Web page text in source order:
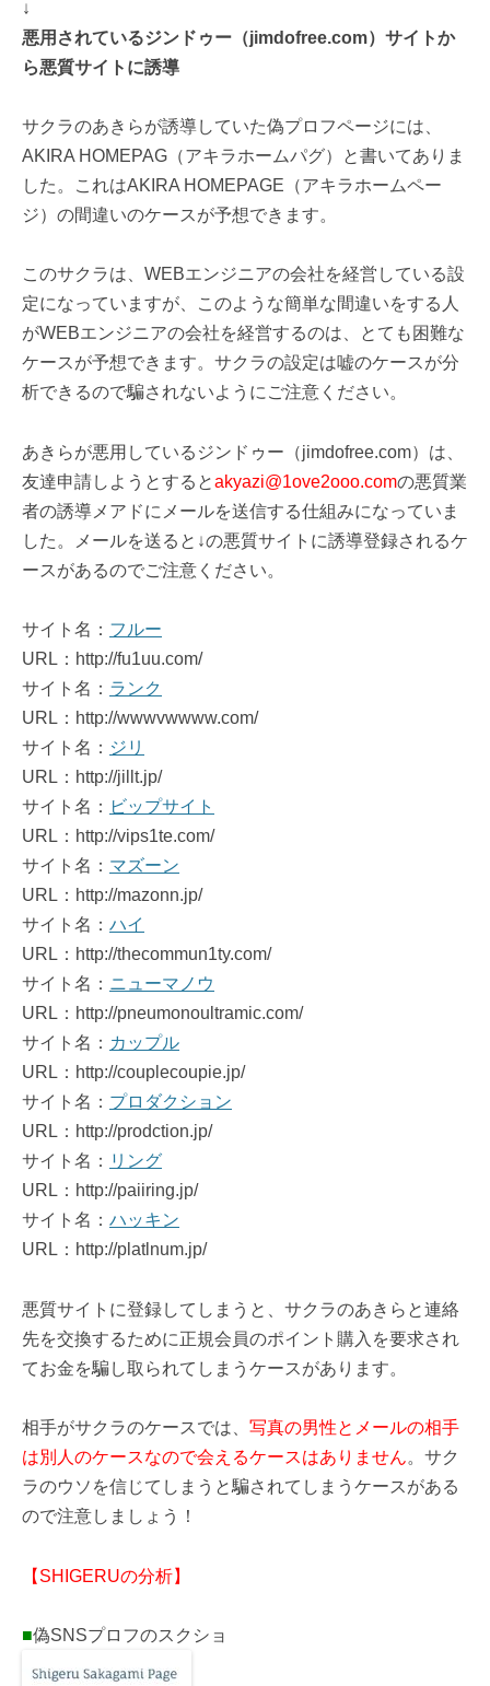
↓
悪用されているジンドゥー（jimdofree.com）サイトか
ら悪質サイトに誘導
サクラのあきらが誘導していた偽プロフページには、
AKIRA HOMEPAG（アキラホームパグ）と書いてありま
した。これはAKIRA HOMEPAGE（アキラホームペー
ジ）の間違いのケースが予想できます。
このサクラは、WEBエンジニアの会社を経営している設
定になっていますが、このような簡単な間違いをする人
がWEBエンジニアの会社を経営するのは、とても困難な
ケースが予想できます。サクラの設定は嘘のケースが分
析できるので騙されないようにご注意ください。
あきらが悪用しているジンドゥー（jimdofree.com）は、
友達申請しようとするとakyazi@1ove2ooo.comの悪質業
者の誘導メアドにメールを送信する仕組みになっていま
した。メールを送ると↓の悪質サイトに誘導登録されるケ
ースがあるのでご注意ください。
サイト名： フルー
URL：http://fu1uu.com/
サイト名： ランク
URL：http://wwwvwwww.com/
サイト名： ジリ
URL：http://jillt.jp/
サイト名： ビップサイト
URL：http://vips1te.com/
サイト名： マズーン
URL：http://mazonn.jp/
サイト名： ハイ
URL：http://thecommun1ty.com/
サイト名： ニューマノウ
URL：http://pneumonoultramic.com/
サイト名： カップル
URL：http://couplecoupie.jp/
サイト名： プロダクション
URL：http://prodction.jp/
サイト名： リング
URL：http://paiiring.jp/
サイト名： ハッキン
URL：http://platlnum.jp/
悪質サイトに登録してしまうと、サクラのあきらと連絡
先を交換するために正規会員のポイント購入を要求され
てお金を騙し取られてしまうケースがあります。
相手がサクラのケースでは、 写真の男性とメールの相手
は別人のケースなので会えるケースはありません。サク
ラのウソを信じてしまうと騙されてしまうケースがある
ので注意しましょう！
【SHIGERUの分析】
■偽SNSプロフのスクショ